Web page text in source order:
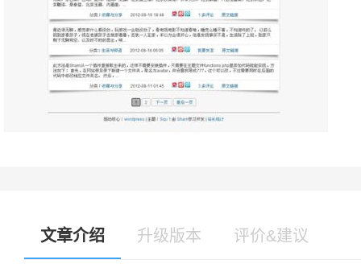
文章介绍 升级版本 评价&建议